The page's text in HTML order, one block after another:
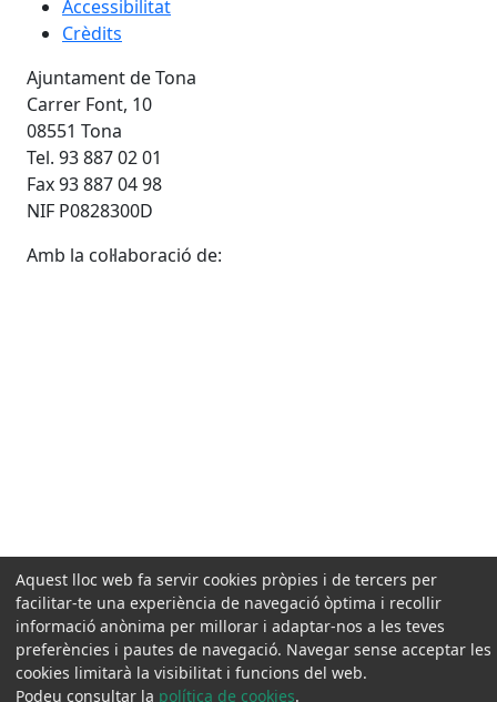
Accessibilitat
Ajuntament de Tona
Carrer Font, 10
08551 Tona
Tel. 93 887 02 01
Fax 93 887 04 98
Aquest lloc web fa servir cookies pròpies i de tercers per
facilitar-te una experiència de navegació òptima i recollir
informació anònima per millorar i adaptar-nos a les teves
preferències i pautes de navegació. Navegar sense acceptar les
cookies limitarà la visibilitat i funcions del web.
Podeu consultar la política de cookies.